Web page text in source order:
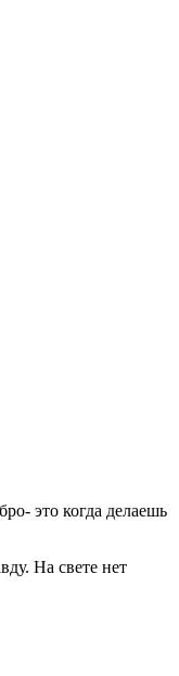
это когда делаешь
На свете нет